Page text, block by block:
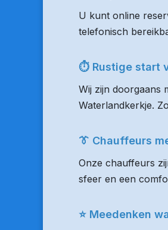
U kunt online
telefonisch
⏱ Rustige start
Wij zijn doorgaans
Waterlandkerkje.
👔 Chauffeurs
Onze chauffeurs
sfeer en een
⭐ Meedenken